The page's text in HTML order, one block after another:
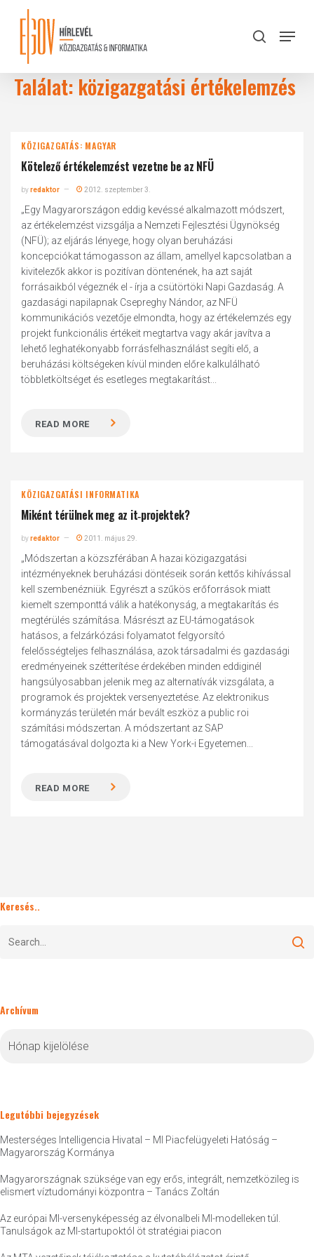
content
search
Menu
Találat: közigazgatási értékelemzés
KÖZIGAZGATÁS: MAGYAR
Kötelező értékelemzést vezetne be az NFÜ
byredaktor 2012. szeptember 3.
„Egy Magyarországon eddig kevéssé alkalmazott módszert,
az értékelemzést vizsgálja a Nemzeti Fejlesztési Ügynökség
(NFÜ); az eljárás lényege, hogy olyan beruházási
koncepciókat támogasson az állam, amellyel kapcsolatban a
kivitelezők akkor is pozitívan döntenének, ha azt saját
forrásaikból végeznék el - írja a csütörtöki Napi Gazdaság. A
gazdasági napilapnak Csepreghy Nándor, az NFÜ
kommunikációs vezetője elmondta, hogy az értékelemzés egy
projekt funkcionális értékeit megtartva vagy akár javítva a
lehető leghatékonyabb forrásfelhasználást segíti elő, a
beruházási költségeken kívül minden előre kalkulálható
többletköltséget és esetleges megtakarítást...
READ MORE
KÖZIGAZGATÁSI INFORMATIKA
Miként térülnek meg az it‑projektek?
byredaktor 2011. május 29.
„Módszertan a közszférában A hazai közigazgatási
intézményeknek beruházási döntéseik során kettős kihívással
kell szembenézniük. Egyrészt a szűkös erőforrások miatt
kiemelt szemponttá válik a hatékonyság, a megtakarítás és
megtérülés számítása. Másrészt az EU-támogatások
hatásos, a felzárkózási folyamatot felgyorsító
felelősségteljes felhasználása, azok társadalmi és gazdasági
eredményeinek szétterítése érdekében minden eddiginél
hangsúlyosabban jelenik meg az alternatívák vizsgálata, a
programok és projektek versenyeztetése. Az elektronikus
kormányzás területén már bevált eszköz a public roi
számítási módszertan. A módszertant az SAP
támogatásával dolgozta ki a New York-i Egyetemen...
READ MORE
Keresés..
Archívum
Legutóbbi bejegyzések
Mesterséges Intelligencia Hivatal – MI Piacfelügyeleti Hatóság –
Magyarország Kormánya
Magyarországnak szüksége van egy erős, integrált, nemzetközileg is
elismert víztudományi központra – Tanács Zoltán
Az európai MI-versenyképesség az élvonalbeli MI-modelleken túl.
Tanulságok az MI-startupoktól öt stratégiai piacon
Close